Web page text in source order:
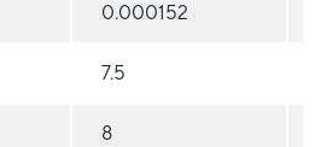
0.000152
7.5
8